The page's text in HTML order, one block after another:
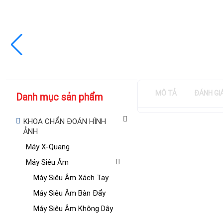
Danh mục sản phẩm
KHOA CHẨN ĐOÁN HÌNH
ẢNH
Máy X-Quang
Máy Siêu Âm
Máy Siêu Âm Xách Tay
Máy Siêu Âm Bàn Đẩy
Máy Siêu Âm Không Dây
MÔ TẢ ĐÁNH